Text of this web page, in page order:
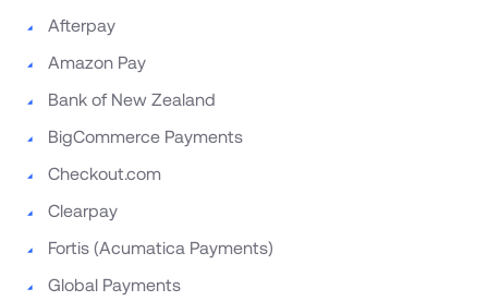
Afterpay
Amazon Pay
Bank of New Zealand
BigCommerce Payments
Checkout.com
Clearpay
Fortis (Acumatica Payments)
Global Payments